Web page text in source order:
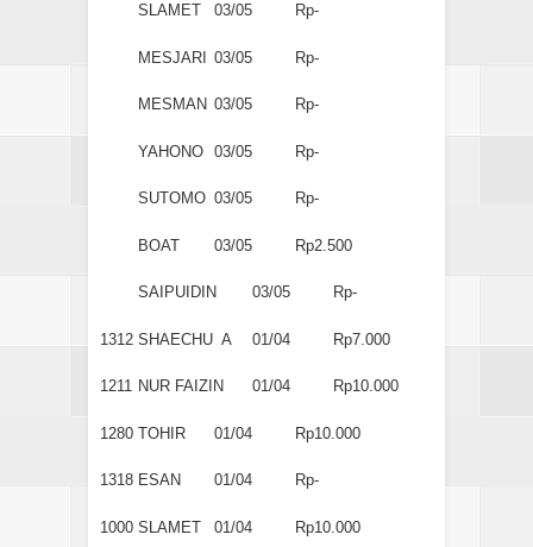
SLAMET 03/05 Rp-
MESJARI 03/05 Rp-
MESMAN 03/05 Rp-
YAHONO 03/05 Rp-
SUTOMO 03/05 Rp-
BOAT 03/05 Rp2.500
SAIPUIDIN 03/05 Rp-
1312 SHAECHU A 01/04 Rp7.000
1211 NUR FAIZIN 01/04 Rp10.000
1280 TOHIR 01/04 Rp10.000
1318 ESAN 01/04 Rp-
1000 SLAMET 01/04 Rp10.000